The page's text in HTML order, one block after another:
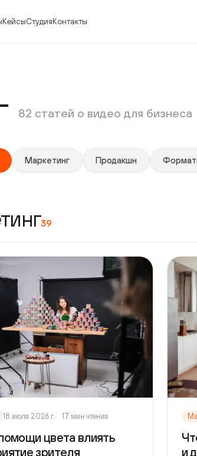
Видео для выставки
Видео для HR
СтудияКонтакты
82 статей о видео для бизнеса
Маркетинг Продакшн Форматы
39
июля 2026 г. 17 мин чтения
цвета влиять
зрителя
Что
и
Снять